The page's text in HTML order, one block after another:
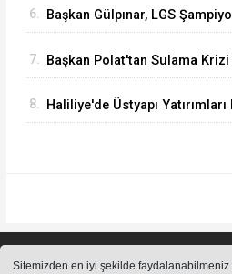
Sitemizden en iyi şekilde faydalanabilmeniz
6. Başkan Gülpınar, LGS
7. Başkan Polat'tan Sulama
8. Haliliye'de Üstyapı